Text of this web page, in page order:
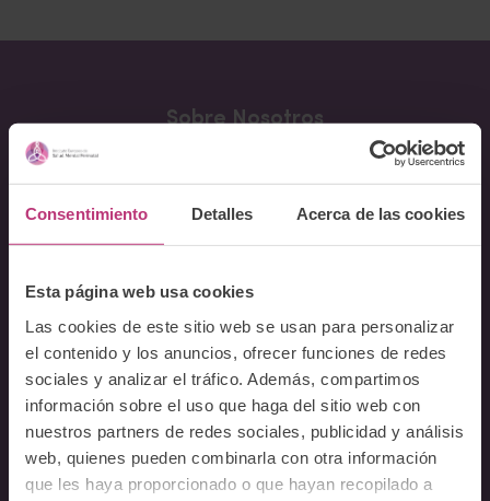
Consentimiento Detalles Acerca de las cookies
Esta página web usa cookies
Las cookies de este sitio web se usan para personalizar
el contenido y los anuncios, ofrecer funciones de redes
sociales y analizar el tráfico. Además, compartimos
información sobre el uso que haga del sitio web con
nuestros partners de redes sociales, publicidad y análisis
web, quienes pueden combinarla con otra información
que les haya proporcionado o que hayan recopilado a
Sobre Nosotros
Cursos
Conferencia Neurociencia de la Lactancia y aplicaciones
clínicas
Fundamentos en Salud Mental Perinatal
Herramientas de Psicoterapia Perinatal
Psiquiatría perinatal